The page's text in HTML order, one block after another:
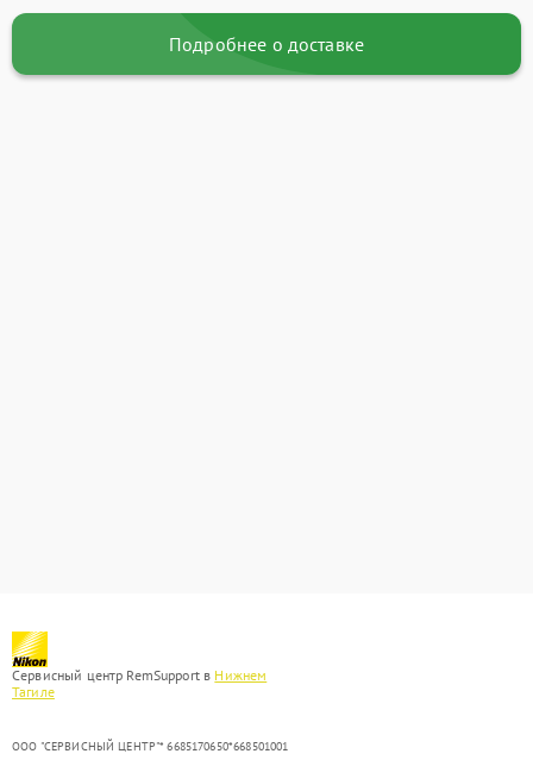
Подробнее о доставке
Сервисный центр RemSupport в Нижнем
Тагиле
ООО "СЕРВИСНЫЙ ЦЕНТР"* 6685170650*668501001